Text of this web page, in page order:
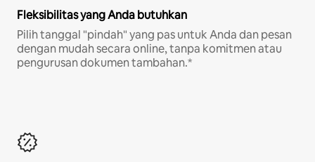
Fleksibilitas yang Anda butuhkan
Pilih tanggal "pindah" yang pas untuk Anda dan pesan
dengan mudah secara online, tanpa komitmen atau
pengurusan dokumen tambahan.*